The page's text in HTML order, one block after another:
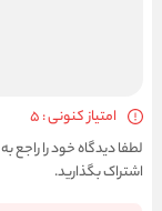
امتیاز کنونی : 5
لطفا دیدگاه خود را راجع
اشتراک بگذارید.